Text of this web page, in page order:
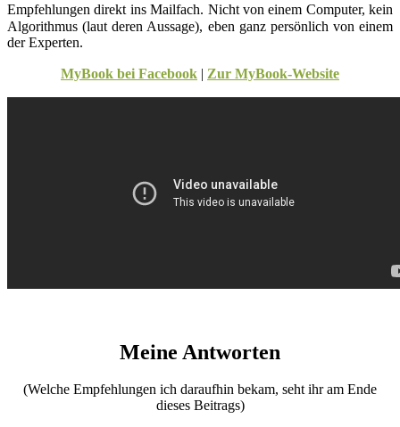
Empfehlungen direkt ins Mailfach. Nicht von einem Computer, kein
Algorithmus (laut deren Aussage), eben ganz persönlich von einem
der Experten.
MyBook bei Facebook | Zur MyBook-Website
Meine Antworten
(Welche Empfehlungen ich daraufhin bekam, seht ihr am Ende
dieses Beitrags)